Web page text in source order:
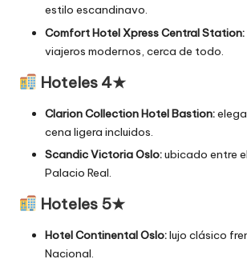
estilo escandinavo.
Comfort Hotel Xpress Central Station:
viajeros modernos, cerca de todo.
Hoteles 4★
Clarion Collection Hotel Bastion:
cena ligera incluidos.
Scandic Victoria Oslo:ubicado entre
Palacio Real.
Hoteles 5★
Hotel Continental Oslo:lujo clásico
Nacional.